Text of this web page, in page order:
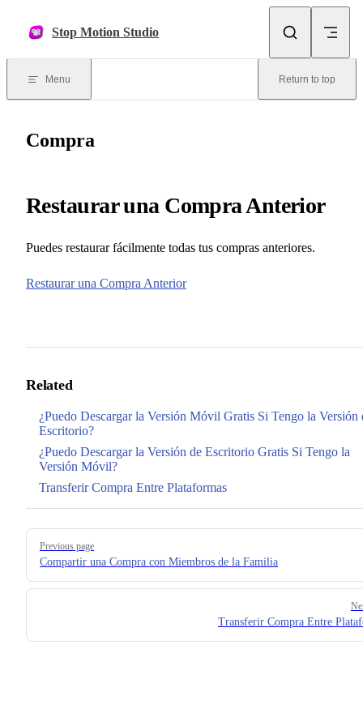
Stop Motion Studio
Menu Return to top
Compra
Restaurar una Compra Anterior
Puedes restaurar fácilmente todas tus compras anteriores.
Restaurar una Compra Anterior
Related
¿Puedo Descargar la Versión Móvil Gratis Si Tengo la Versión
Escritorio?
¿Puedo Descargar la Versión de Escritorio Gratis Si Tengo la
Versión Móvil?
Transferir Compra Entre Plataformas
Pager
Previous page
Compartir una Compra con Miembros de la Familia
Transferir Compra Entre